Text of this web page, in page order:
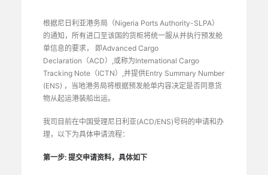
根据尼日利亚港务局（Nigeria Ports Authority-SLPA）
的通知，所有进口至该国的货柜将统一服从并执行预发舱
单信息的要求， 即Advanced Cargo
Declaration（ACD）,或称为International Cargo
Tracking Note（ICTN）,并提供Entry Summary Number
(ENS) ，当地港务局将根据预发舱单内容决定是否同意货
物从起运港装船出运。
我司目前在中国受理尼日利亚(ACD/ENS)号码的申请和办
理，以下为具体申请流程：
第一步: 提交申请资料，具体如下